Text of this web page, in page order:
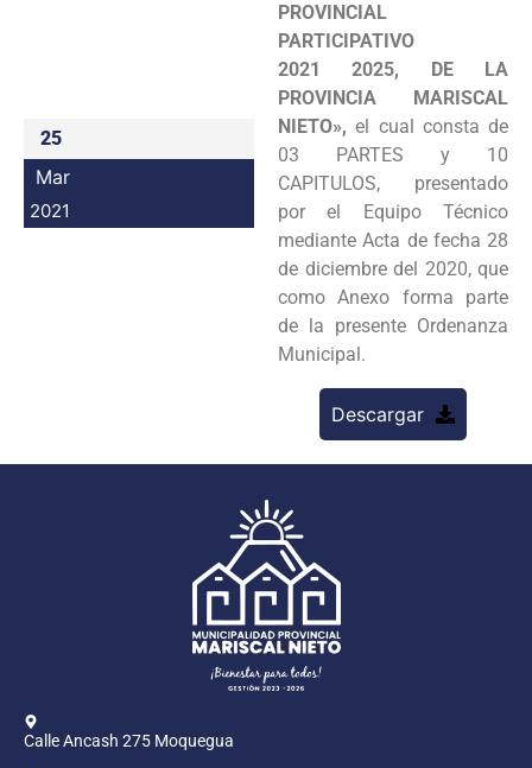
Programas
Intranet
25
Mar
2021
PROVINCIAL
PARTICIPATIVO
2021 2025, DE LA
PROVINCIA MARISCAL
NIETO», el cual consta de
03 PARTES y 10
CAPITULOS, presentado
por el Equipo Técnico
mediante Acta de fecha 28
de diciembre del 2020, que
como Anexo forma parte
de la presente Ordenanza
Municipal.
Descargar
Calle Ancash 275 Moquegua